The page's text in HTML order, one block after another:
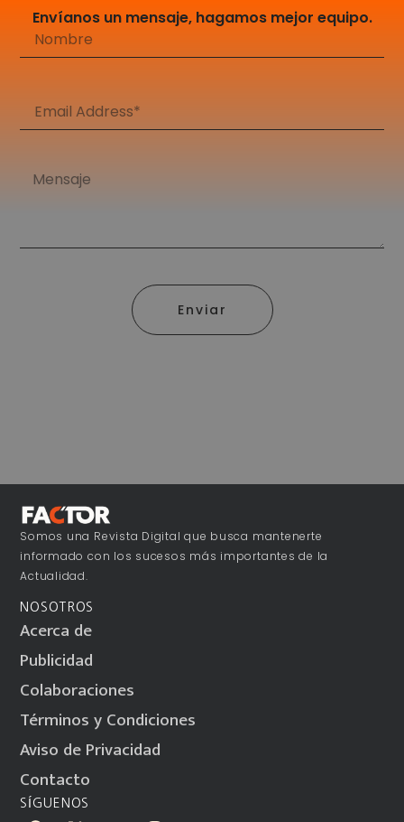
Envíanos un mensaje, hagamos mejor equipo.
Enviar
Somos una Revista Digital que busca mantenerte
informado con los sucesos más importantes de la
Actualidad.
NOSOTROS
Acerca de
Publicidad
Colaboraciones
Términos y Condiciones
Aviso de Privacidad
Contacto
SÍGUENOS